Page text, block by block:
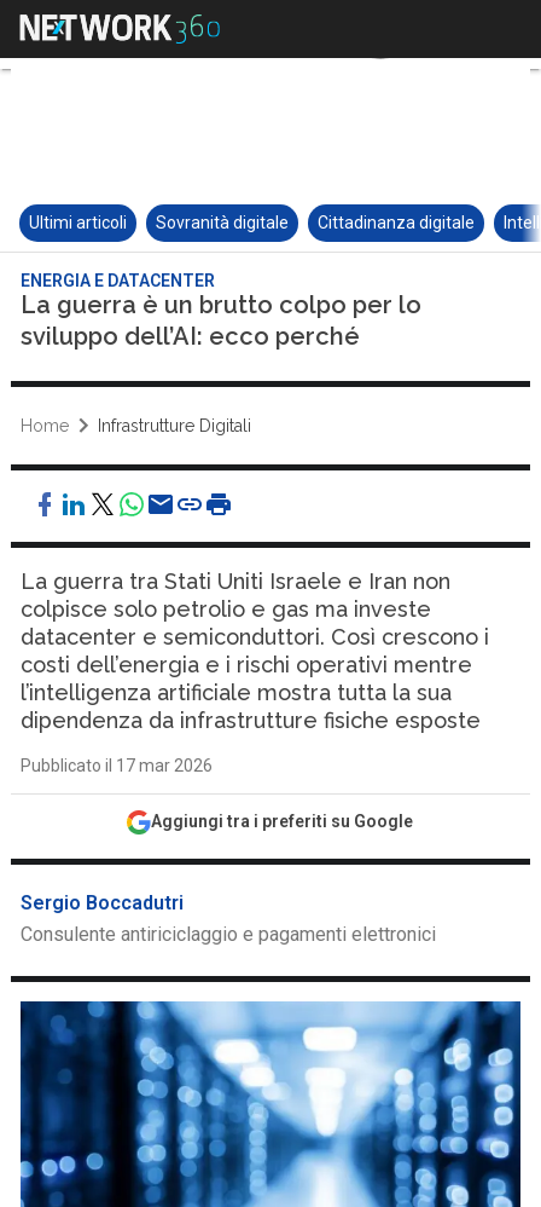
Ultimi articoli Sovranità digitale Cittadinanza digitale
ENERGIA E DATACENTER
La guerra è un brutto colpo per lo
sviluppo dell’AI: ecco perché
Home Infrastrutture Digitali
La guerra tra Stati Uniti Israele e Iran non
colpisce solo petrolio e gas ma investe
datacenter e semiconduttori. Così crescono i
costi dell’energia e i rischi operativi mentre
l’intelligenza artificiale mostra tutta la sua
dipendenza da infrastrutture fisiche esposte
Pubblicato il 17 mar 2026
Aggiungi tra i preferiti su Google
Sergio Boccadutri
Consulente antiriciclaggio e pagamenti elettronici